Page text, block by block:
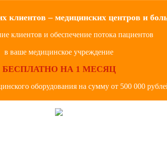
клиентов – медицинских центров и
клиентов и обеспечение потока пациентов
в ваше медицинское учреждение
БЕСПЛАТНО НА 1 МЕСЯЦ
оборудования на сумму от 500 000